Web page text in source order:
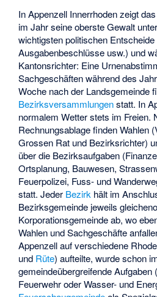
In Appenzell Innerrhoden zeigt
im Jahr seine oberste Gewalt
wichtigsten politischen
Ausgabenbeschlüsse usw.) und
Kantonsrichter: Eine
Sachgeschäften während des
Woche nach der Landsgemeinde
Bezirksversammlungenstatt. In
normalem Wetter stets im Freien.
Rechnungsablage finden Wahlen
Grossen Rat und Bezirksrichter)
über die Bezirksaufgaben
Ortsplanung, Bauwesen,
Feuerpolizei, Fuss- und
statt. Jeder Bezirk hält im
Bezirksgemeinde jeweils
Korporationsgemeinde ab, wo
Wahlen und Sachgeschäfte
Appenzell auf verschiedene
und Rüte) aufteilte, wurde schon
gemeindeübergreifende Aufgaben
Feuerwehr oder Wasser- und